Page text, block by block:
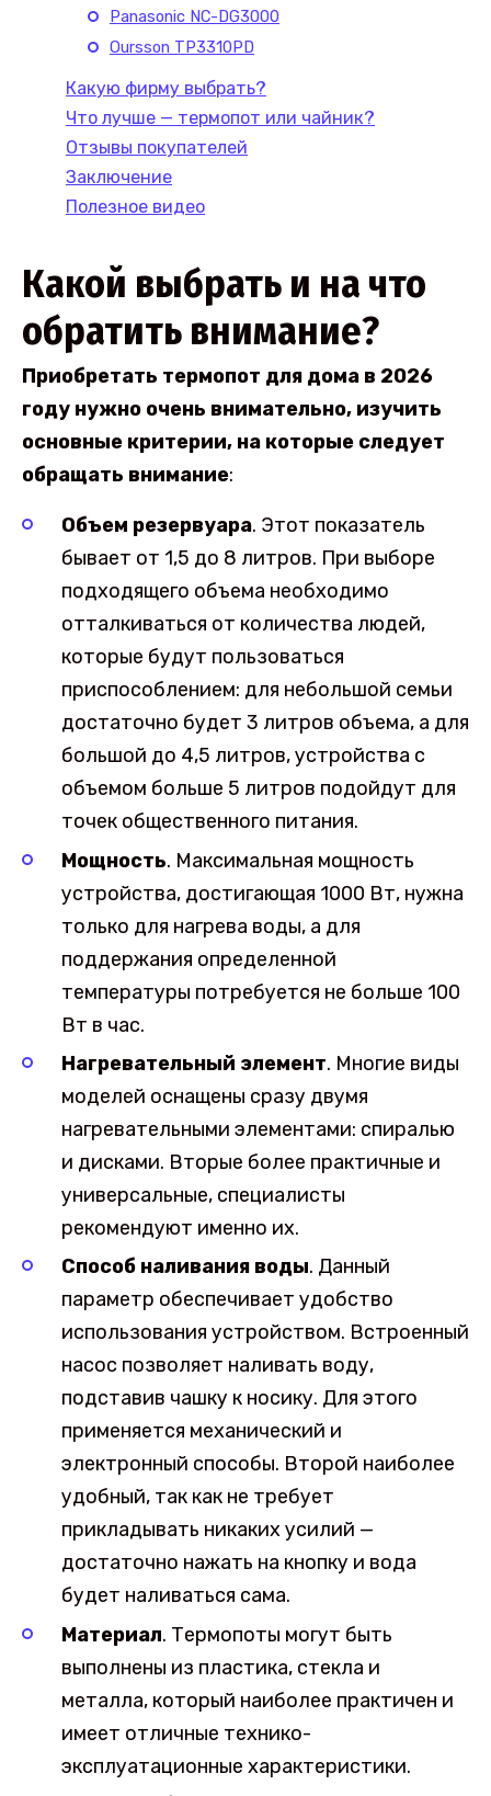
Panasonic NC-DG3000
Oursson TP3310PD
Какую фирму выбрать?
Что лучше — термопот или чайник?
Отзывы покупателей
Заключение
Полезное видео
Какой выбрать и на что
обратить внимание?
Приобретать термопот для дома в 2026
году нужно очень внимательно, изучить
основные критерии, на которые следует
обращать внимание:
Объем резервуара. Этот показатель
бывает от 1,5 до 8 литров. При выборе
подходящего объема необходимо
отталкиваться от количества людей,
которые будут пользоваться
приспособлением: для небольшой семьи
достаточно будет 3 литров объема, а для
большой до 4,5 литров, устройства с
объемом больше 5 литров подойдут для
точек общественного питания.
Мощность. Максимальная мощность
устройства, достигающая 1000 Вт, нужна
только для нагрева воды, а для
поддержания определенной
температуры потребуется не больше 100
Вт в час.
Нагревательный элемент. Многие виды
моделей оснащены сразу двумя
нагревательными элементами: спиралью
и дисками. Вторые более практичные и
универсальные, специалисты
рекомендуют именно их.
Способ наливания воды. Данный
параметр обеспечивает удобство
использования устройством. Встроенный
насос позволяет наливать воду,
подставив чашку к носику. Для этого
применяется механический и
электронный способы. Второй наиболее
удобный, так как не требует
прикладывать никаких усилий —
достаточно нажать на кнопку и вода
будет наливаться сама.
Материал. Термопоты могут быть
выполнены из пластика, стекла и
металла, который наиболее практичен и
имеет отличные технико-
эксплуатационные характеристики.